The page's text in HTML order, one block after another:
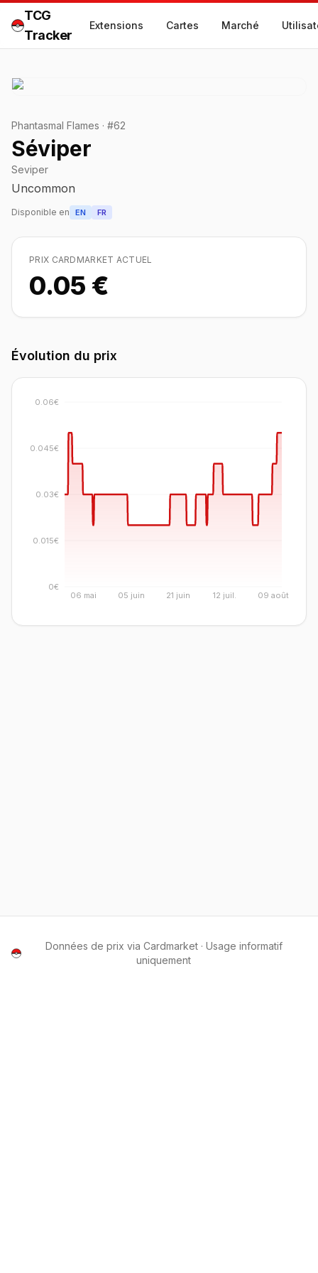
TCG
Tracker
Extensions Cartes Marché
Phantasmal Flames · #62
Séviper
Seviper
Uncommon
Disponible en EN FR
PRIX CARDMARKET ACTUEL
0.05 €
Évolution du prix
06 mai 05 juin 21 juin 12 juil. 09 août
0€
0.015€
0.03€
0.045€
0.06€
Données de prix via Cardmarket · Usage informatif
uniquement